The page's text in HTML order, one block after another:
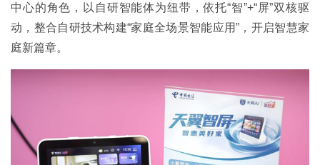
中心的角色，以自研智能体为纽带，依托“智”+“屏”双核驱
动，整合自研技术构建“家庭全场景智能应用”，开启智慧家
庭新篇章。